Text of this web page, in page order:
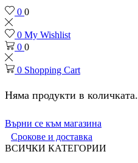
0 0
0 My Wishlist
0 0
0 Shopping Cart
Няма продукти в количката.
Върни се към магазина
Срокове и доставка
ВСИЧКИ КАТЕГОРИИ